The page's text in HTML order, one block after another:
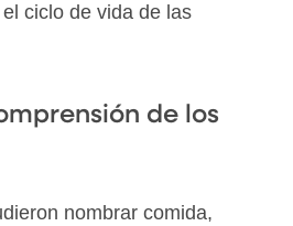
ciclo de vida de las
de los
nombrar comida,